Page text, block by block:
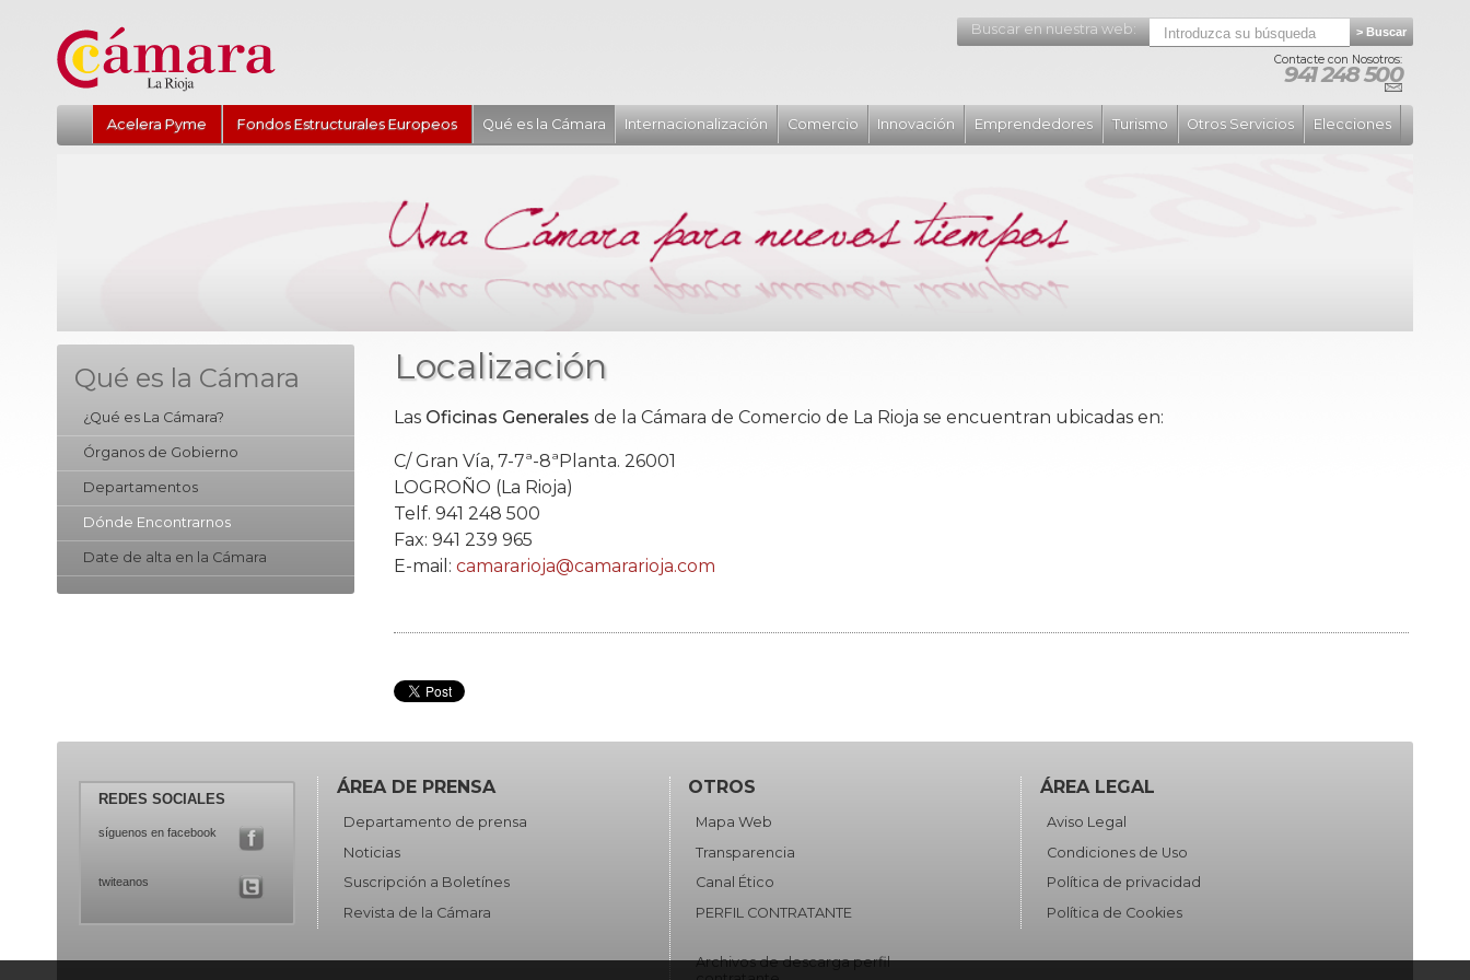
Buscar en nuestra web:
Contacte con Nosotros:
941 248 500
Acelera Pyme Fondos Estructurales Europeos Qué es la Cámara Internacionalización Comercio Innovación Emprendedores Turismo Otros Servicios Elecciones
Qué es la Cámara
¿Qué es La Cámara?
Órganos de Gobierno
Departamentos
Dónde Encontrarnos
Date de alta en la Cámara
Localización
Las Oficinas Generales de la Cámara de Comercio de La Rioja se encuentran ubicadas en:
C/ Gran Vía, 7-7ª-8ªPlanta. 26001
LOGROÑO (La Rioja)
Telf. 941 248 500
Fax: 941 239 965
E-mail: camararioja@camararioja.com
REDES SOCIALES
síguenos en facebook
twiteanos
ÁREA DE PRENSA
Departamento de prensa
Noticias
Suscripción a Boletínes
Revista de la Cámara
OTROS
Mapa Web
Transparencia
Canal Ético
PERFIL CONTRATANTE
Archivos de descarga perfil
ÁREA LEGAL
Aviso Legal
Condiciones de Uso
Política de privacidad
Política de Cookies